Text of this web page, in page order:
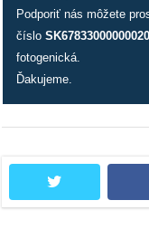
podporte
nás
podporili
zázemie
Podporiť nás môžete
číslo
fotogenická.
Ďakujeme.